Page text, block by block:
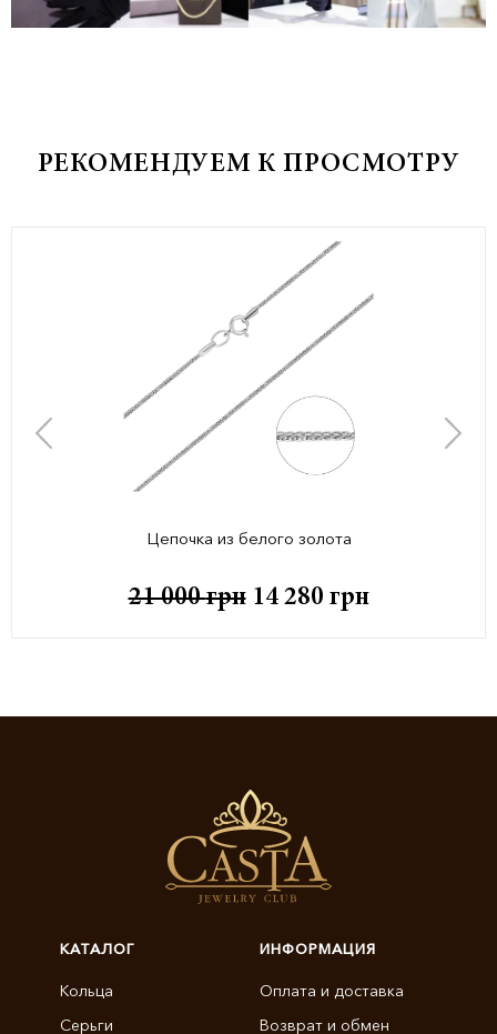
РЕКОМЕНДУЕМ К ПРОСМОТРУ
Цепочка из белого золота
21 000грн 14 280 грн
КАТАЛОГ
Кольца
Серьги
ИНФОРМАЦИЯ
Оплата и доставка
Возврат и обмен